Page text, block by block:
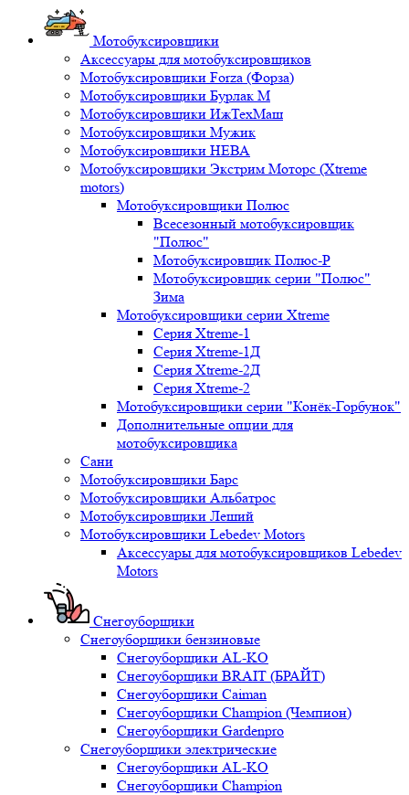
Мотобуксировщики
Аксессуары для мотобуксировщиков
Мотобуксировщики Forza (Форза)
Мотобуксировщики Бурлак М
Мотобуксировщики ИжТехМаш
Мотобуксировщики Мужик
Мотобуксировщики НЕВА
Мотобуксировщики Экстрим Моторс (Xtreme
motors)
Мотобуксировщики Полюс
Всесезонный мотобуксировщик
"Полюс"
Мотобуксировщик Полюс-Р
Мотобуксировщик серии "Полюс"
Зима
Мотобуксировщики серии Xtreme
Серия Xtreme-1
Серия Xtreme-1Д
Серия Xtreme-2Д
Серия Xtreme-2
Мотобуксировщики серии "Конёк-Горбунок"
Дополнительные опции для
мотобуксировщика
Сани
Мотобуксировщики Барс
Мотобуксировщики Альбатрос
Мотобуксировщики Леший
Мотобуксировщики Lebedev Motors
Аксессуары для мотобуксировщиков Lebedev
Motors
Снегоуборщики
Снегоуборщики бензиновые
Снегоуборщики AL-KO
Снегоуборщики BRAIT (БРАЙТ)
Снегоуборщики Caiman
Снегоуборщики Champion (Чемпион)
Снегоуборщики Gardenpro
Снегоуборщики электрические
Снегоуборщики AL-KO
Снегоуборщики Champion